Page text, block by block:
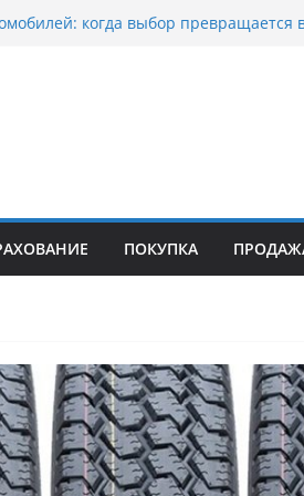
когда выбор превращается
битых авто в Москве: почему
выбирают mos-auto
серьги: вечная классика или
ПОКУПКА